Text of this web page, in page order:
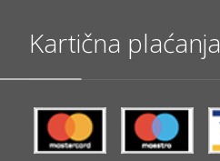
Kartična plaćanja